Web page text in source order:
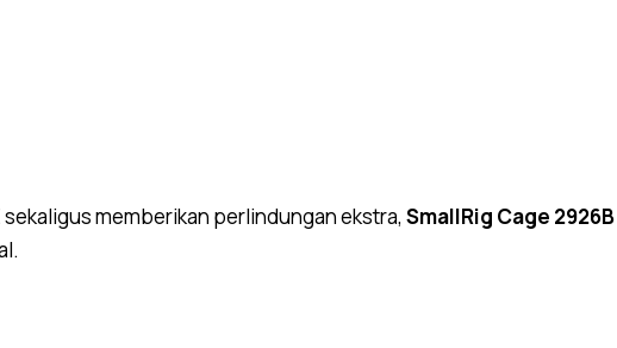
memberikan perlindungan ekstra, SmallRig Cage 2926B